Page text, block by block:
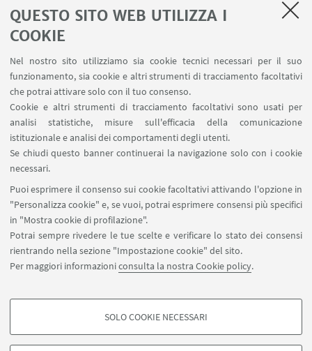
QUESTO SITO WEB UTILIZZA I
COOKIE
Nel nostro sito utilizziamo sia cookie tecnici necessari per il suo
funzionamento, sia cookie e altri strumenti di tracciamento facoltativi
che potrai attivare solo con il tuo consenso.
Cookie e altri strumenti di tracciamento facoltativi sono usati per
analisi statistiche, misure sull'efficacia della comunicazione
istituzionale e analisi dei comportamenti degli utenti.
Se chiudi questo banner continuerai la navigazione solo con i cookie
necessari.
Puoi esprimere il consenso sui cookie facoltativi attivando l'opzione in
"Personalizza cookie" e, se vuoi, potrai esprimere consensi più specifici
in "Mostra cookie di profilazione".
Potrai sempre rivedere le tue scelte e verificare lo stato dei consensi
rientrando nella sezione "Impostazione cookie" del sito.
Per maggiori informazioniconsulta la nostra Cookie policy.
COOKIE DI PROFILAZIONE - FACOLTATIVI
SOLO COOKIE NECESSARI
Il colloquio di selezione si terrà il giorno 8 aprile
2025.
Immatricolazionidal 23 aprile al 5 maggio 2025.
La quota di partecipazione è di € 1.000
30 i posti disponibili.
IN EVIDENZA
Consulta il bando
Tutte le info su tempistiche, requisiti e modalità
di iscrizione sono reperibili nel bando di